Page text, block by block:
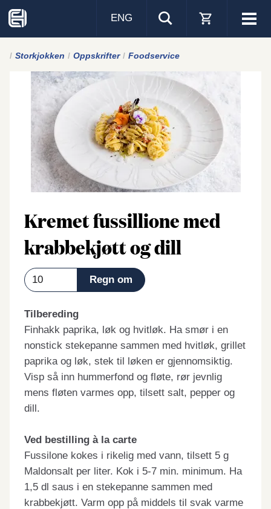
Visa
ENG
Storkjokken Oppskrifter Foodservice
Kremet fussillione med
krabbekjøtt og dill
Tilbereding
Finhakk paprika, løk og hvitløk. Ha smør i en
nonstick stekepanne sammen med hvitløk, grillet
paprika og løk, stek til løken er gjennomsiktig.
Visp så inn hummerfond og fløte, rør jevnlig
mens fløten varmes opp, tilsett salt, pepper og
dill.
Ved bestilling à la carte
Fussilone kokes i rikelig med vann, tilsett 5 g
Maldonsalt per liter. Kok i 5-7 min. minimum. Ha
1,5 dl saus i en stekepanne sammen med
krabbekjøtt. Varm opp på middels til svak varme